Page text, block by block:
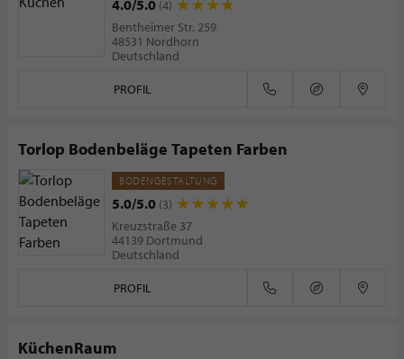
4.0/5.0 (4)
Bentheimer Str. 259
48531 Nordhorn
Deutschland
PROFIL
Torlop Bodenbeläge Tapeten Farben
BODENGESTALTUNG
5.0/5.0 (3)
Kreuzstraße 37
44139 Dortmund
Deutschland
PROFIL
KüchenRaum